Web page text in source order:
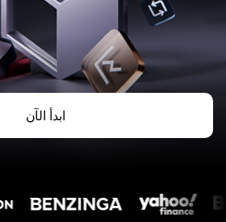
ابدأ الآن